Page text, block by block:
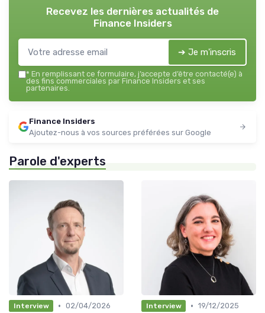
Recevez les dernières actualités de
Finance Insiders
➔ Je m'inscris
* En remplissant ce formulaire, j’accepte d’être contacté(e) à
des fins commerciales par Finance Insiders et ses
partenaires.
Finance Insiders
Ajoutez-nous à vos sources préférées sur Google
Parole d'experts
Interview • 02/04/2026
Interview • 19/12/2025